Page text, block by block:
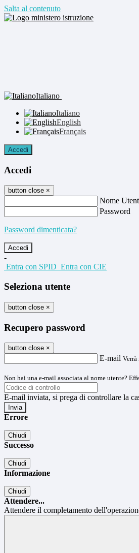
Salta al contenuto
Italiano
Italiano
English
Français
Accedi
Accedi
button close ×
Nome
Password
Password dimenticata?
-
Entra con SPID Entra con CIE
Seleziona utente
button close ×
Recupero password
button close ×
E-mail
Non hai una e-mail associata al nome utente?
E-mail inviata, si prega di controllare la
Errore
Chiudi
Successo
Chiudi
Informazione
Chiudi
Attendere...
Attendere il completamento